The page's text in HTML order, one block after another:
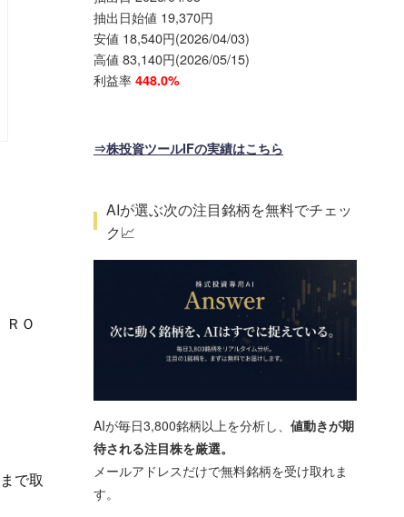
Ｏ
で取
抽出日始値 19,370円
安値 18,540円(2026/04/03)
高値 83,140円(2026/05/15)
利益率 448.0%
⇒株投資ツールIFの実績はこちら
AIが選ぶ次の注目銘柄を無料でチェッ
ク📈
AIが毎日3,800銘柄以上を分析し、 値動きが期
待される注目株を厳選。
メールアドレスだけで無料銘柄を受け取れま
す。